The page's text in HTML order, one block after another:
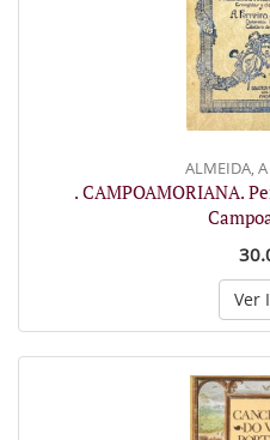
ALMEIDA,
. CAMPOAMORIANA.
Ver